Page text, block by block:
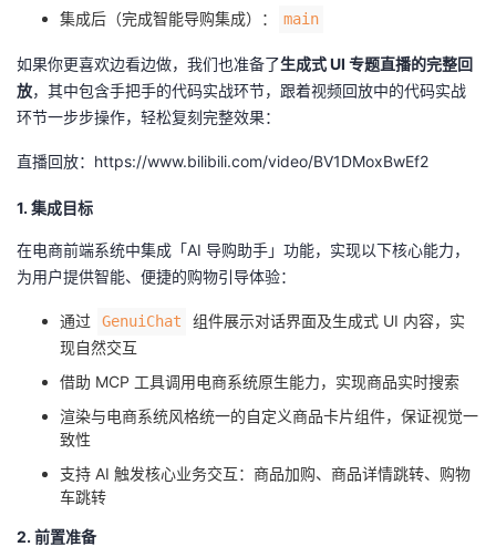
集成后（完成智能导购集成）： main
如果你更喜欢边看边做，我们也准备了生成式 UI 专题直播的完整回
放，其中包含手把手的代码实战环节，跟着视频回放中的代码实战
环节一步步操作，轻松复刻完整效果：
直播回放：https://www.bilibili.com/video/BV1DMoxBwEf2
1. 集成目标
在电商前端系统中集成「AI 导购助手」功能，实现以下核心能力，
为用户提供智能、便捷的购物引导体验：
通过 GenuiChat
组件展示对话界面及生成式 UI 内容，实
现自然交互
借助 MCP 工具调用电商系统原生能力，实现商品实时搜索
渲染与电商系统风格统一的自定义商品卡片组件，保证视觉一
致性
支持 AI 触发核心业务交互：商品加购、商品详情跳转、购物
车跳转
2. 前置准备